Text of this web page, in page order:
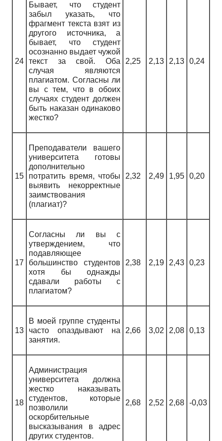
24
Бывает, что студент
забыл указать, что
фрагмент текста взят из
другого источника, а
бывает, что студент
осознанно выдает чужой
текст за свой. Оба
случая являются
плагиатом. Согласны ли
вы с тем, что в обоих
случаях студент должен
быть наказан одинаково
жестко?
2,25 2,13 2,13 0,24
15
Преподаватели вашего
университета готовы
дополнительно
потратить время, чтобы
выявить некорректные
заимствования
(плагиат)?
2,32 2,49 1,95 0,20
17
Согласны ли вы с
утверждением, что
подавляющее
большинство студентов
хотя бы однажды
сдавали работы с
плагиатом?
2,38 2,19 2,43 0,23
13
В моей группе студенты
часто опаздывают на
занятия.
2,66 3,02 2,08 0,13
18
Администрация
университета должна
жестко наказывать
студентов, которые
позволили
оскорбительные
высказывания в адрес
других студентов.
2,68 2,52 2,68 -0,03